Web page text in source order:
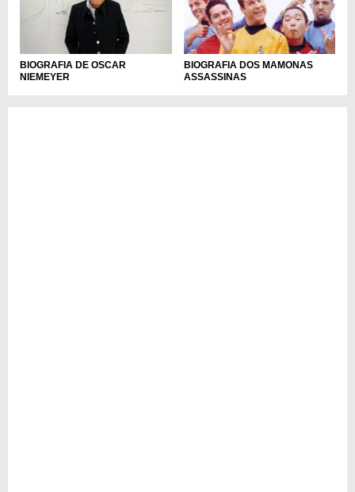
BIOGRAFIA DE OSCAR
NIEMEYER
BIOGRAFIA DOS MAMONAS
ASSASSINAS